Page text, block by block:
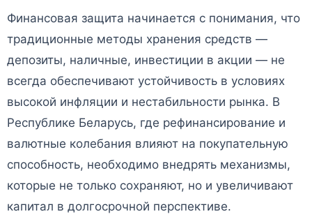
Финансовая защита начинается с понимания, что
традиционные методы хранения средств —
депозиты, наличные, инвестиции в акции — не
всегда обеспечивают устойчивость в условиях
высокой инфляции и нестабильности рынка. В
Республике Беларусь, где рефинансирование и
валютные колебания влияют на покупательную
способность, необходимо внедрять механизмы,
которые не только сохраняют, но и увеличивают
капитал в долгосрочной перспективе.